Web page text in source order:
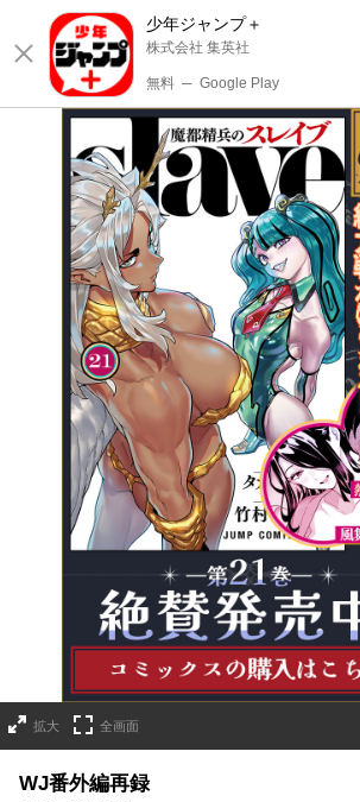
少年ジャンプ＋
株式会社 集英社
無料 ─ Google Play
詳細ページへのリンク
拡大 全画面
WJ番外編再録